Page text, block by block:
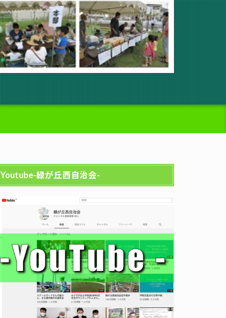
Youtube-緑が丘西自治会-